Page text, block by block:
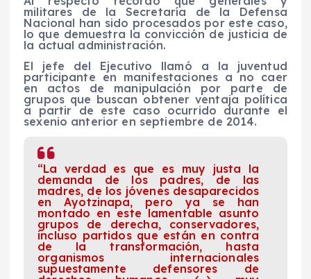
militares de la Secretaría de la Defensa
Nacional han sido procesados por este caso,
lo que demuestra la convicción de justicia de
la actual administración.
El jefe del Ejecutivo llamó a la juventud
participante en manifestaciones a no caer
en actos de manipulación por parte de
grupos que buscan obtener ventaja política
a partir de este caso ocurrido durante el
sexenio anterior en septiembre de 2014.
“La verdad es que es muy justa la
demanda de los padres, de las
madres, de los jóvenes desaparecidos
en Ayotzinapa, pero ya se han
montado en este lamentable asunto
grupos de derecha, conservadores,
incluso partidos que están en contra
de la transformación, hasta
organismos internacionales
supuestamente defensores de